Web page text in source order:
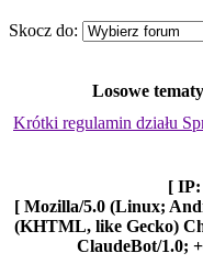
Skocz do:
Losowe
Krótki regulamin działu
[ IP:
[ Mozilla/5.0 (Linux;
(KHTML, like Gecko)
ClaudeBot/1.0;